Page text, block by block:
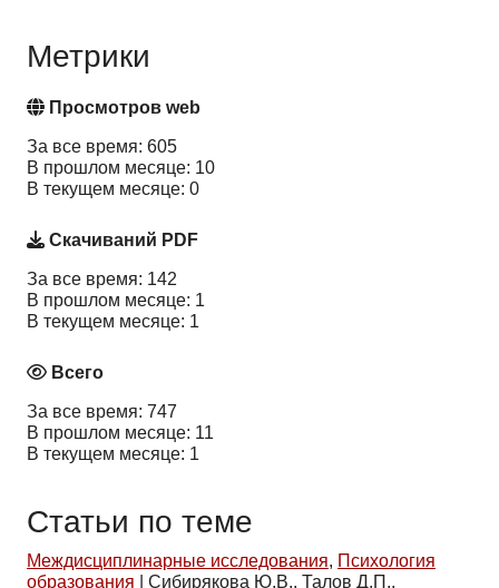
Метрики
Просмотров web
За все время: 605
В прошлом месяце: 10
В текущем месяце: 0
Скачиваний PDF
За все время: 142
В прошлом месяце: 1
В текущем месяце: 1
Всего
За все время: 747
В прошлом месяце: 11
В текущем месяце: 1
Статьи по теме
Междисциплинарные исследования, Психология
образования
Сибирякова Ю.В., Талов Д.П.,